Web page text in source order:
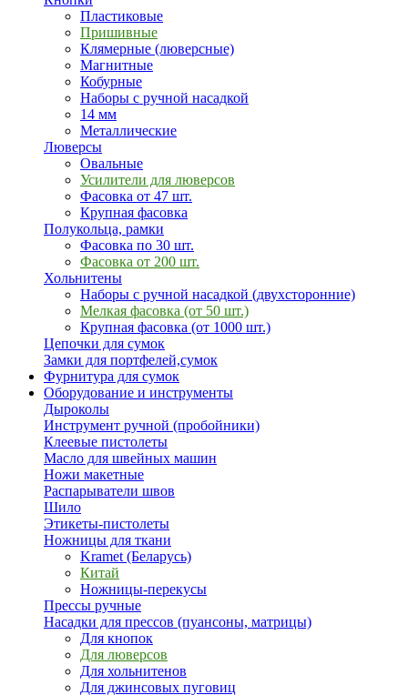
Пластиковые
Пришивные
Клямерные (люверсные)
Магнитные
Кобурные
Наборы с ручной насадкой
14 мм
Металлические
Люверсы
Овальные
Усилители для люверсов
Фасовка от 47 шт.
Крупная фасовка
Полукольца, рамки
Фасовка по 30 шт.
Фасовка от 200 шт.
Хольнитены
Наборы с ручной насадкой (двухсторонние)
Мелкая фасовка (от 50 шт.)
Крупная фасовка (от 1000 шт.)
Цепочки для сумок
Замки для портфелей,сумок
Фурнитура для сумок
Оборудование и инструменты
Дыроколы
Инструмент ручной (пробойники)
Клеевые пистолеты
Масло для швейных машин
Ножи макетные
Распарыватели швов
Шило
Этикеты-пистолеты
Ножницы для ткани
Kramet (Беларусь)
Китай
Ножницы-перекусы
Прессы ручные
Насадки для прессов (пуансоны, матрицы)
Для кнопок
Для люверсов
Для хольнитенов
Для джинсовых пуговиц